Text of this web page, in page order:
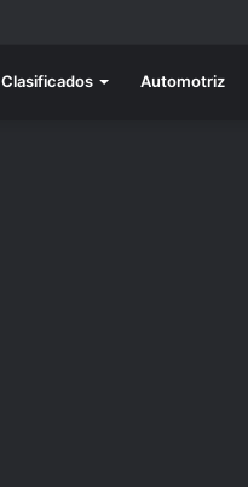
Clasificados Automotriz